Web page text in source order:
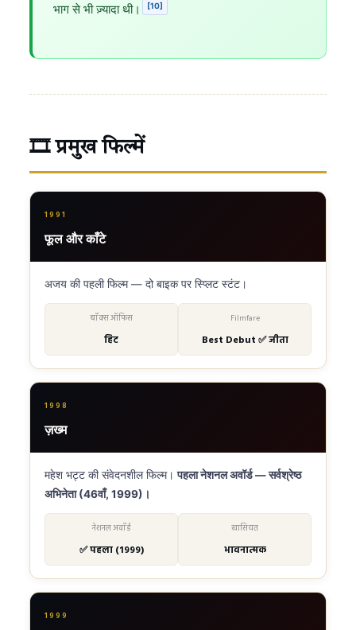
भाग से भी ज़्यादा थी।
[10]
🎞️ प्रमुख फिल्में
1991
फूल और काँटे
अजय की पहली फिल्म — दो बाइक पर स्प्लिट स्टंट।
बॉक्स ऑफिस
हिट
Filmfare
Best Debut ✅ जीता
1998
ज़ख्म
महेश भट्ट की संवेदनशील फिल्म।पहला नेशनल अवॉर्ड — सर्वश्रेष्ठ
अभिनेता (46वाँ, 1999)।
नेशनल अवॉर्ड
✅ पहला (1999)
खासियत
भावनात्मक
1999